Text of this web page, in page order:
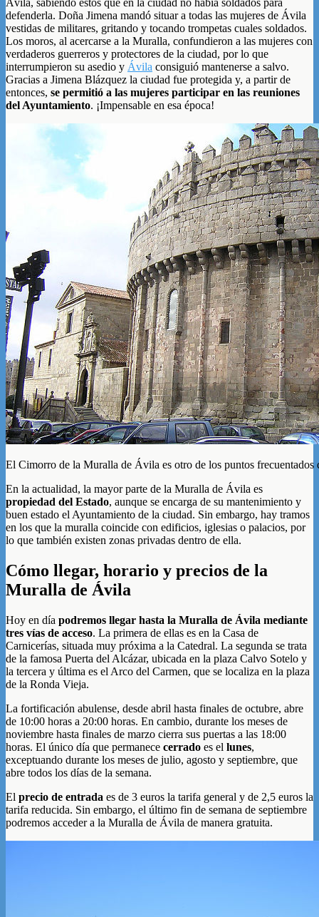
defenderla. Doña Jimena mandó situar a todas las mujeres de Ávila
vestidas de militares, gritando y tocando trompetas cuales soldados.
Los moros, al acercarse a la Muralla, confundieron a las mujeres con
verdaderos guerreros y protectores de la ciudad, por lo que
interrumpieron su asedio y Ávila consiguió mantenerse a salvo.
Gracias a Jimena Blázquez la ciudad fue protegida y, a partir de
entonces, se permitió a las mujeres participar en las reuniones
del Ayuntamiento. ¡Impensable en esa época!
El Cimorro de la Muralla de Ávila es otro de los puntos
En la actualidad, la mayor parte de la Muralla de Ávila es
propiedad del Estado, aunque se encarga de su mantenimiento y
buen estado el Ayuntamiento de la ciudad. Sin embargo, hay tramos
en los que la muralla coincide con edificios, iglesias o palacios, por
lo que también existen zonas privadas dentro de ella.
Cómo llegar, horario y precios de la
Muralla de Ávila
Hoy en día podremos llegar hasta la Muralla de Ávila mediante
tres vías de acceso. La primera de ellas es en la Casa de
Carnicerías, situada muy próxima a la Catedral. La segunda se trata
de la famosa Puerta del Alcázar, ubicada en la plaza Calvo Sotelo y
la tercera y última es el Arco del Carmen, que se localiza en la plaza
de la Ronda Vieja.
La fortificación abulense, desde abril hasta finales de octubre, abre
de 10:00 horas a 20:00 horas. En cambio, durante los meses de
noviembre hasta finales de marzo cierra sus puertas a las 18:00
horas. El único día que permanece cerrado es el lunes,
exceptuando durante los meses de julio, agosto y septiembre, que
abre todos los días de la semana.
El precio de entrada es de 3 euros la tarifa general y de 2,5 euros la
tarifa reducida. Sin embargo, el último fin de semana de septiembre
podremos acceder a la Muralla de Ávila de manera gratuita.